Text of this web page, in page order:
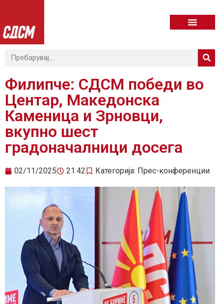
Филипче: СДСМ победи во
Центар, Македонска
Каменица и Зрновци,
вкупно шест
градоначалници досега
02/11/2025 21:42 Категорија: Прес-конференции